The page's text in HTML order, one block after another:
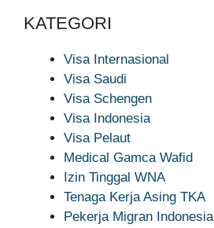
KATEGORI
Visa Internasional
Visa Saudi
Visa Schengen
Visa Indonesia
Visa Pelaut
Medical Gamca Wafid
Izin Tinggal WNA
Tenaga Kerja Asing TKA
Pekerja Migran Indonesia